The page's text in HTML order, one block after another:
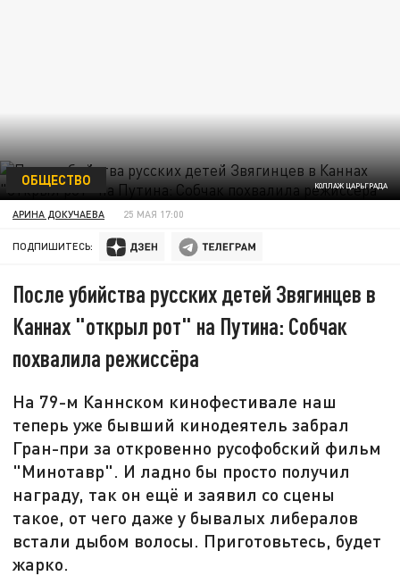
КОЛЛАЖ ЦАРЬГРАДА
ОБЩЕСТВО
АРИНА ДОКУЧАЕВА 25 МАЯ 17:00
ПОДПИШИТЕСЬ:
После убийства русских детей Звягинцев в
Каннах "открыл рот" на Путина: Собчак
похвалила режиссёра
На 79-м Каннском кинофестивале наш
теперь уже бывший кинодеятель забрал
Гран-при за откровенно русофобский фильм
"Минотавр". И ладно бы просто получил
награду, так он ещё и заявил со сцены
такое, от чего даже у бывалых либералов
встали дыбом волосы. Приготовьтесь, будет
жарко.